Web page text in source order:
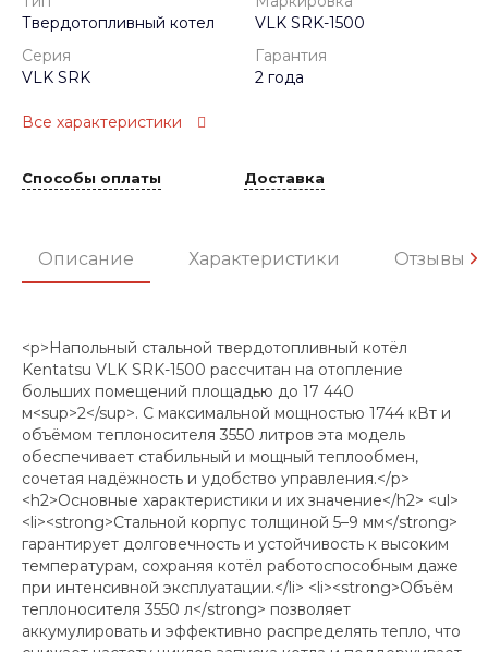
Твердотопливный котел
VLK SRK-1500
Серия
VLK SRK
Гарантия
2 года
Все характеристики
Способы оплаты Доставка
Описание Характеристики Отзывы
<p>Напольный стальной твердотопливный котёл
Kentatsu VLK SRK-1500 рассчитан на отопление
больших помещений площадью до 17 440
м<sup>2</sup>. С максимальной мощностью 1744 кВт и
объёмом теплоносителя 3550 литров эта модель
обеспечивает стабильный и мощный теплообмен,
сочетая надёжность и удобство управления.</p>
<h2>Основные характеристики и их значение</h2> <ul>
<li><strong>Стальной корпус толщиной 5–9 мм</strong>
гарантирует долговечность и устойчивость к высоким
температурам, сохраняя котёл работоспособным даже
при интенсивной эксплуатации.</li> <li><strong>Объём
теплоносителя 3550 л</strong> позволяет
аккумулировать и эффективно распределять тепло, что